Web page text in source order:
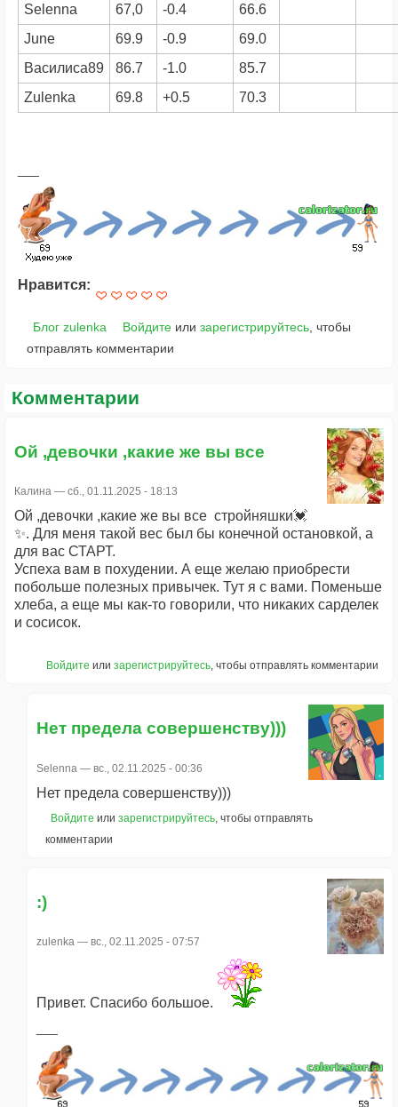
Selenna
67,0 -0.4
66.6
June
69.9 -0.9
69.0
Василиса89
86.7 -1.0
85.7
Zulenka
69.8 +0.5 70.3
Нравится:
Блог zulenka Войдитеили зарегистрируйтесь, чтобы
отправлять комментарии
Комментарии
Ой ,девочки ,какие же вы все
Калина — сб., 01.11.2025 - 18:13
Ой ,девочки ,какие же вы все стройняшки💓
✨. Для меня такой вес был бы конечной остановкой, а
для вас СТАРТ.
Успеха вам в похудении. А еще желаю приобрести
побольше полезных привычек. Тут я с вами. Поменьше
хлеба, а еще мы как-то говорили, что никаких сарделек
и сосисок.
Войдите или зарегистрируйтесь, чтобы отправлять комментарии
Нет предела совершенству)))
Selenna — вс., 02.11.2025 - 00:36
Нет предела совершенству)))
Войдите или зарегистрируйтесь , чтобы отправлять
комментарии
:)
zulenka — вс., 02.11.2025 - 07:57
Привет. Спасибо большое.